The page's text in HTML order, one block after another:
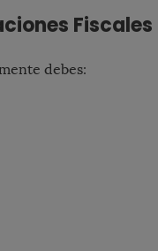
Fiscales
debes: